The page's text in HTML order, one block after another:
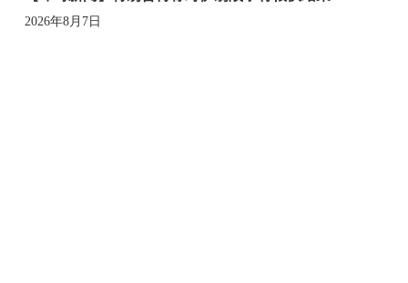
2026年8月7日